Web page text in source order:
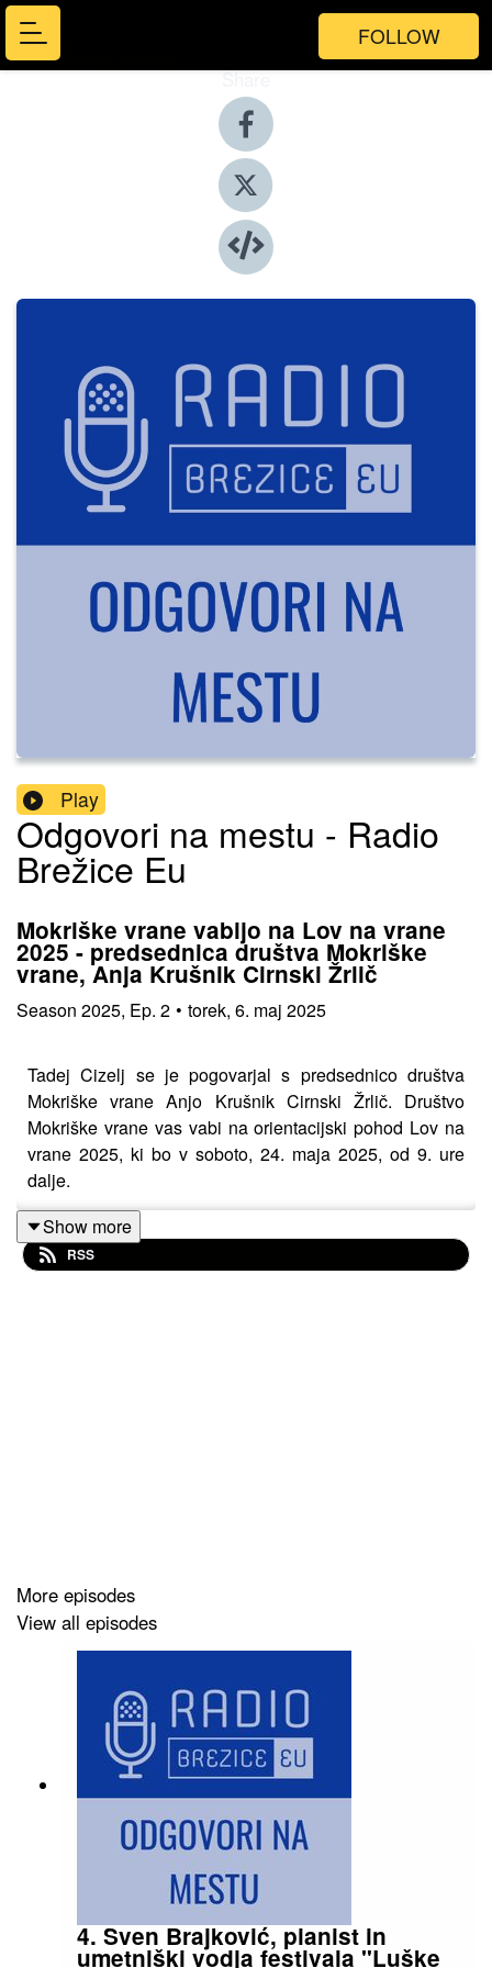
FOLLOW
Share
Play
Odgovori na mestu - Radio
Brežice Eu
Mokriške vrane vabijo na Lov na vrane
2025 - predsednica društva Mokriške
vrane, Anja Krušnik Cirnski Žrlič
Season 2025, Ep. 2 • torek, 6. maj 2025
Tadej Cizelj se je pogovarjal s predsednico društva
Mokriške vrane Anjo Krušnik Cirnski Žrlič. Društvo
Mokriške vrane vas vabi na orientacijski pohod Lov na
vrane 2025, ki bo v soboto, 24. maja 2025, od 9. ure
dalje.
Show more
RSS
More episodes
View all episodes
4. Sven Brajković, pianist in
umetniški vodja festivala "Luške